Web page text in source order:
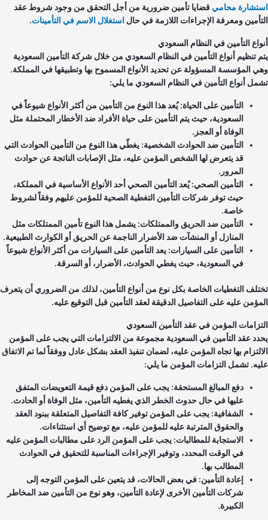
محاميقضايا تأمين ضرورية من أجل التحقق من وجود شروط عقد
ومعرفة الإجراءات اللازمة في حالاستغلال الاسم في التأمينات.
التأمين في النظام السعودي
تنظيم أنواع التأمين في النظام السعودي من خلال شركة التأمين السعودية
المؤسسة المسؤولة عن تحديد الأنواع المسموح بها وتطبيقها في المملكة.
أنواع التأمين في النظام السعودي ما يلي:
التأمين على الحياة: يُعد هذا النوع من التأمين من أكثر الأنواع شيوعاً في
السعودية، حيث يتم التأمين على حياة الأفراد ضد الأخطار المحتملة مثل
الوفاة أو العجز.
التأمين ضد الحوادث الشخصية: يغطّي هذا النوع من التأمين الحوادث التي
قد يتعرض لها الشخص المؤمن عليه، مثل الإصابات الناتجة عن حوادث
المرور.
التأمين الصحي: يُعد التأمين الصحي أحد الأنواع الأساسية في المملكة،
حيث توفر شركات التأمين التغطية الصحية للمؤمن عليهم وفقاً لشروط
خاصة.
التأمين ضد الحريق والممتلكات: يشمل هذا النوع تأمين الممتلكات مثل
المنازل أو المنشآت ضد الأضرار الناجمة عن الحريق أو الكوارث الطبيعية.
التأمين على السيارات: يعد التأمين على السيارات من أكثر الأنواع شيوعاً
في السعودية، حيث يغطي الحوادث، الأضرار، أو السرقة.
التغطيات الخاصة بكل نوع من أنواع التأمين، لذلك من الضروري أن يتعرف
عليه على التفاصيل الدقيقة لعقد التأمين قبل التوقيع عليه.
المؤمن في عقد التأمين السعودي
عقد التأمين في السعودية مجموعة من الالتزامات التي يجب على المؤمن
بها تجاه المؤمن عليه، لضمان تنفيذ العقد بشكل عادل ووفقاً لما تم الاتفاق
تشمل التزامات المؤمن ما يلي:
دفع المبالغ المستحقة: يجب على المؤمن دفع قيمة التعويضات المتفق
عليها في حال حدوث الخطر الذي يغطيه التأمين، مثل الوفاة أو الحادث.
الشفافية: يجب على المؤمن توفير كافة التفاصيل المتعلقة ببنود العقد
والحقوق المترتبة عليه للمؤمن عليه، مع توضيح أي استثناءات.
الاستجابة للمطالبات: يجب على المؤمن الرد على مطالبات المؤمن عليه
في الوقت المحدد، وتوفير الإجراءات المناسبة للتحقيق في الحوادث
المطالب بها.
إعادة التأمين: في بعض الحالات، قد يتعين على المؤمن التوجه إلى
شركات التأمين الأخرى لإعادة التأمين، وهو نوع من التأمين ضد المخاطر
الكبيرة.